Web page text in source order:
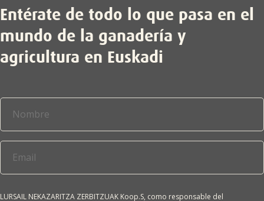
Entérate de todo lo que pasa en el
mundo de la ganadería y
agricultura en Euskadi
LURSAIL NEKAZARITZA ZERBITZUAK Koop.S, como responsable del